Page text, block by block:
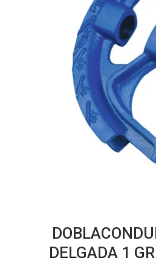
DELGADA 1